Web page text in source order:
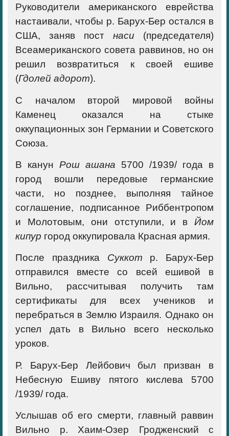
Руководители американского еврейства
настаивали, чтобы р. Барух-Бер остался в
США, заняв пост наси (председателя)
Всеамериканского совета раввинов, но он
решил возвратиться к своей ешиве
(Гдолей адорот).
С началом второй мировой войны
Каменец оказался на стыке
оккупационных зон Германии и Советского
Союза.
В канун Рош ашана 5700 /1939/ года в
город вошли передовые германские
части, но позднее, выполняя тайное
соглашение, подписанное Риббентропом
и Молотовым, они отступили, и в Йом
кипур город оккупировала Красная армия.
После праздника Суккот р. Барух-Бер
отправился вместе со всей ешивой в
Вильно, рассчитывая получить там
сертификаты для всех учеников и
перебраться в Землю Израиля. Однако он
успел дать в Вильно всего несколько
уроков.
Р. Барух-Бер Лейбович был призван в
Небесную Ешиву пятого кислева 5700
/1939/ года.
Услышав об его смерти, главный раввин
Вильно р. Хаим-Озер Гродженский с